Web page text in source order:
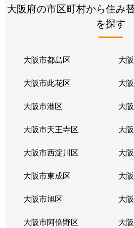
大阪府の市区町村から住み
を探す
大阪市都島区 大
大阪市此花区 大
大阪市港区 大
大阪市天王寺区 大
大阪市西淀川区 大
大阪市東成区 大
大阪市旭区 大
大阪市阿倍野区 大